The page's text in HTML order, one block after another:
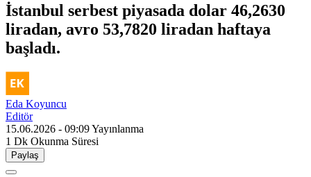
İstanbul serbest piyasada dolar 46,2630
liradan, avro 53,7820 liradan haftaya
başladı.
Eda Koyuncu
Editör
15.06.2026 - 09:09Yayınlanma
1 Dk Okunma Süresi
Paylaş